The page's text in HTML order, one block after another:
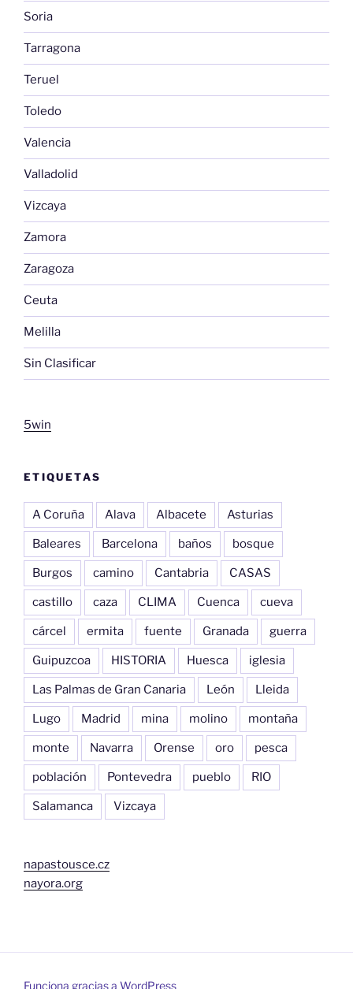
Soria
Tarragona
Teruel
Toledo
Valencia
Valladolid
Vizcaya
Zamora
Zaragoza
Ceuta
Melilla
Sin Clasificar
5win
ETIQUETAS
A Coruña Alava Albacete Asturias
Baleares Barcelona baños bosque
Burgos camino Cantabria CASAS
castillo caza CLIMA Cuenca cueva
cárcel ermita fuente Granada guerra
Guipuzcoa HISTORIA Huesca iglesia
Las Palmas de Gran Canaria León Lleida
Lugo Madrid mina molino montaña
monte Navarra Orense oro pesca
población Pontevedra pueblo RIO
Salamanca Vizcaya
napastousce.cz
nayora.org
Funciona gracias a WordPress